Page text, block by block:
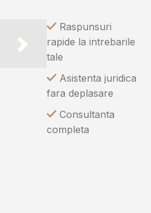
Raspunsuri
rapide la intrebarile
tale
Asistenta juridica
fara deplasare
Consultanta
completa